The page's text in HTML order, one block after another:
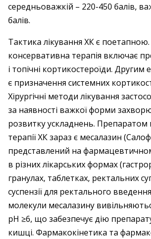
середньоважкій – 220-450 балів,
балів.
Тактика лікування ХК є
консервативна терапія включає
і топічні кортикостероїди. Другим
є призначення системних
Хірургічні методи лікування
за наявності важкої форми
розвитку ускладнень. Препаратом
терапії ХК зараз є месалазин
представлений на
в різних лікарських формах
гранулах, таблетках, ректальних
суспензії для ректального
молекули месалазину
рН ≥6, що забезпечує дію
кишці. Фармакокінетика та